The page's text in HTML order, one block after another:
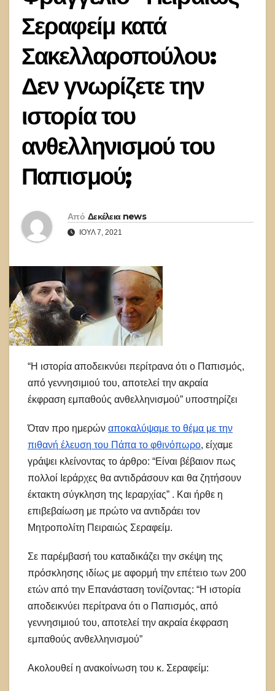
Σεραφείμ κατά
Σακελλαροπούλου:
Δεν γνωρίζετε την
ιστορία του
ανθελληνισμού του
Παπισμού;
Από Δεκέλεια news
ΙΟΎΛ 7, 2021
“Η ιστορία αποδεικνύει περίτρανα ότι ο Παπισμός,
από γεννησιμιού του, αποτελεί την ακραία
έκφραση εμπαθούς ανθελληνισμού” υποστηρίζει
Όταν προ ημερών αποκαλύψαμε το θέμα με την
πιθανή έλευση του Πάπα το φθινόπωρο, είχαμε
γράψει κλείνοντας το άρθρο: “Είναι βέβαιον πως
πολλοί Ιεράρχες θα αντιδράσουν και θα ζητήσουν
έκτακτη σύγκληση της Ιεραρχίας” . Και ήρθε η
επιβεβαίωση με πρώτο να αντιδράει τον
Μητροπολίτη Πειραιώς Σεραφείμ.
Σε παρέμβασή του καταδικάζει την σκέψη της
πρόσκλησης ιδίως με αφορμή την επέτειο των 200
ετών από την Επανάσταση τονίζοντας: “Η ιστορία
αποδεικνύει περίτρανα ότι ο Παπισμός, από
γεννησιμιού του, αποτελεί την ακραία έκφραση
εμπαθούς ανθελληνισμού”
Ακολουθεί η ανακοίνωση του κ. Σεραφείμ: